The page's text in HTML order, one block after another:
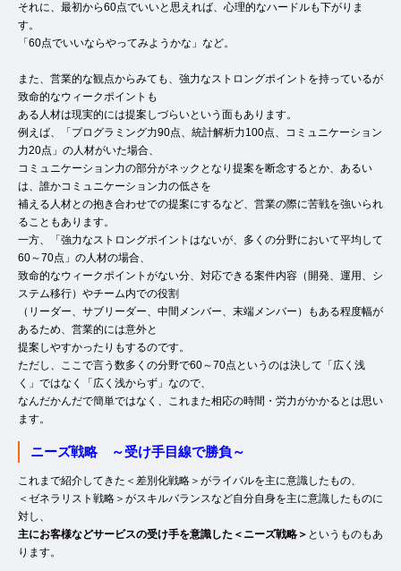
それに、最初から60点でいいと思えれば、心理的なハードルも下がりま
す。
「60点でいいならやってみようかな」など。
また、営業的な観点からみても、強力なストロングポイントを持っているが
致命的なウィークポイントも
ある人材は現実的には提案しづらいという面もあります。
例えば、「プログラミング力90点、統計解析力100点、コミュニケーション
力20点」の人材がいた場合、
コミュニケーション力の部分がネックとなり提案を断念するとか、あるい
は、誰かコミュニケーション力の低さを
補える人材との抱き合わせでの提案にするなど、営業の際に苦戦を強いられ
ることもあります。
一方、「強力なストロングポイントはないが、多くの分野において平均して
60～70点」の人材の場合、
致命的なウィークポイントがない分、対応できる案件内容（開発、運用、シ
ステム移行）やチーム内での役割
（リーダー、サブリーダー、中間メンバー、末端メンバー）もある程度幅が
あるため、営業的には意外と
提案しやすかったりもするのです。
ただし、ここで言う数多くの分野で60～70点というのは決して「広く浅
く」ではなく「広く浅からず」なので、
なんだかんだで簡単ではなく、これまた相応の時間・労力がかかるとは思い
ます。
ニーズ戦略 ～受け手目線で勝負～
これまで紹介してきた＜差別化戦略＞がライバルを主に意識したもの、
＜ゼネラリスト戦略＞がスキルバランスなど自分自身を主に意識したものに
対し、
主にお客様などサービスの受け手を意識した＜ニーズ戦略＞ というものもあ
ります。